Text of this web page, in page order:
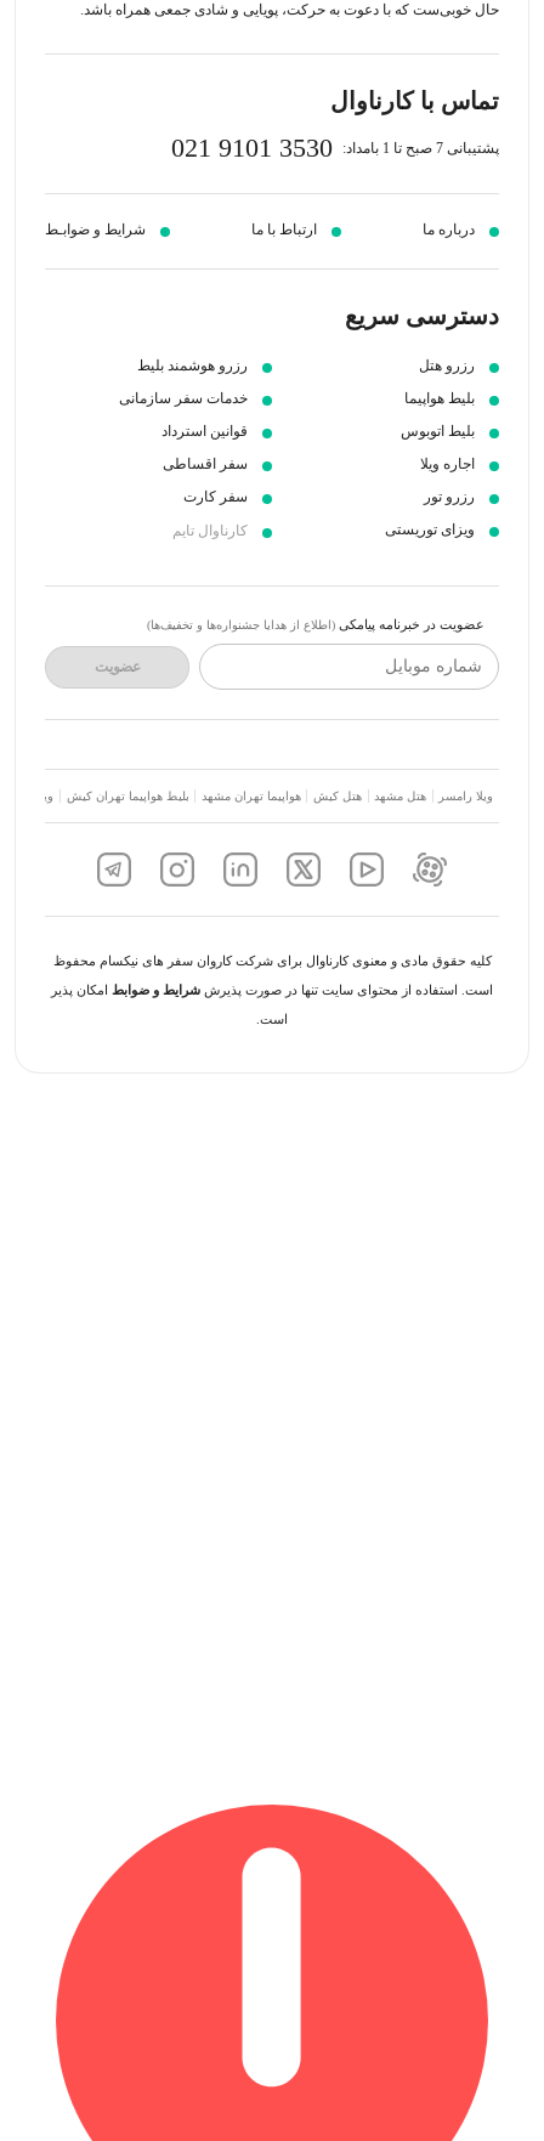
حال خوبی‌ست که با دعوت به حرکت، پویایی و شادی جمعی همراه باشد.
تماس با کارناوال
پشتیبانی 7 صبح تا 1 بامداد: 021 9101 3530
درباره ما ارتباط با ما شرایط و ضوابـط
دسترسی سریع
رزرو هتل
بلیط هواپیما
بلیط اتوبوس
اجاره ویلا
رزرو تور
ویزای توریستی
رزرو هوشمند بلیط
خدمات سفر سازمانی
قوانین استرداد
سفر اقساطی
سفر کارت
کارناوال تایم
عضویت در خبرنامه پیامکی (اطلاع از هدایا جشنواره‌ها و تخفیف‌ها)
شماره موبایل عضویت
ویلا رامسر هتل مشهد هتل کیش هواپیما تهران مشهد بلیط هواپیما تهران کیش ویلا شمال
کلیه حقوق مادی و معنوی کارناوال برای شرکت کاروان سفر های نیکسام محفوظ
است. استفاده از محتوای سایت تنها در صورت پذیرش شرایط و ضوابط امکان پذیر
است.